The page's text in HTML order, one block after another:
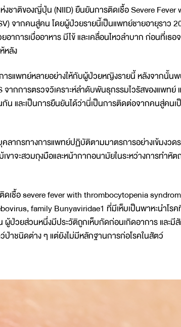
ชาติของญี่ปุ่น (NIID) ยืนยันการติดเชื้อ Severe Fever
จากคนสู่คน โดยผู้ป่วยรายนี้เป็นแพทย์ชายอายุราว
การเบื่ออาหาร มีไข้ และเคลื่อนไหวลำบาก ก่อนที่เธอ
หลัง
รแพทย์หลายอย่างให้กับผู้ป่วยหญิงรายนี้ หลังจากนั้น
จากการตรวจวิเคราะห์ลำดับพันธุกรรมไวรัสของแพทย์
และเป็นการยืนยันได้ว่านี่เป็นการติดต่อจากคนสู่คนเ
ลากรทางการแพทย์ปฏิบัติตามมาตรการอย่างเข้มงวด
ขาจะสวมถุงมือและหน้ากากอนามัยในระหว่างการทำหั
เชื้อ severe fever with thrombocytopenia
family Bunyaviridae1 ที่มีเห็บเป็นพาหะนำโร
ผู้ป่วยส่วนหนึ่งมีประวัติถูกเห็บกัดก่อนเกิดอาการ และมี
ป่าชนิดต่าง ๆ แต่ยังไม่มีหลักฐานการก่อโรคในสัตว์